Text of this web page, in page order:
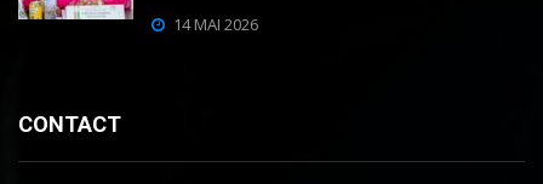
14 MAI 2026
CONTACT